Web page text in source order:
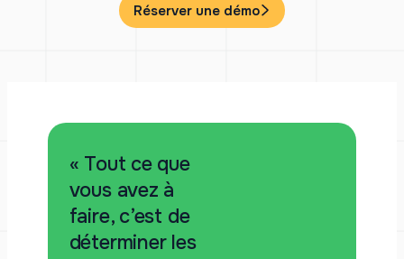
Réserver une démo
« Tout ce que
vous avez à
faire, c’est de
déterminer les